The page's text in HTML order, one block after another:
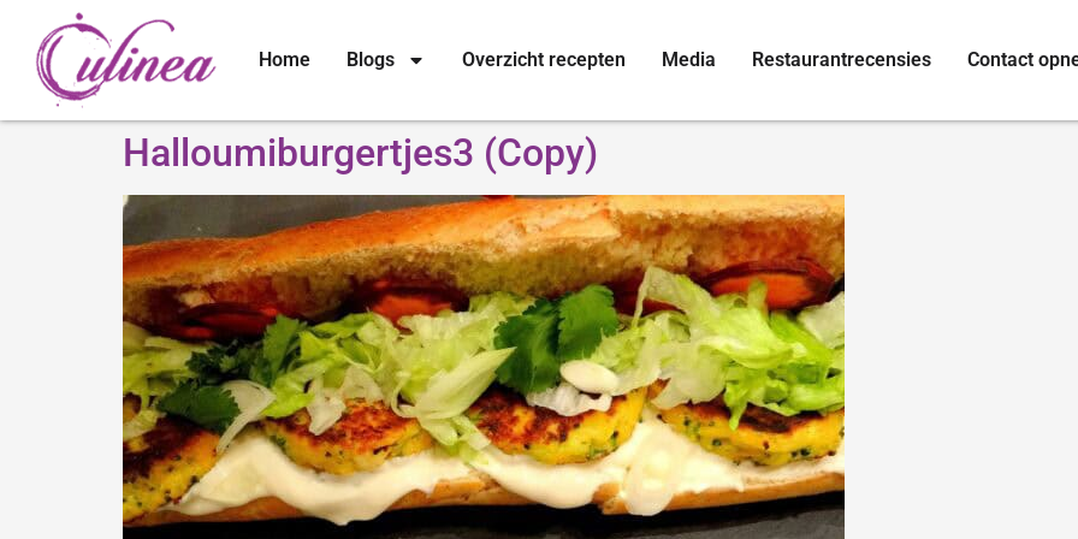
Home Blogs Overzicht recepten Media Restaurantrecensies Contact
Halloumiburgertjes3 (Copy)